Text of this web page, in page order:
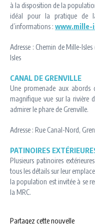
à la disposition de la
idéal pour la pratique de
d’informations : www.mille-
Adresse : Chemin de Mille-
Isles
CANAL DE GRENVILLE
Une promenade aux abords
magnifique vue sur la rivière
admirer le phare de Grenville.
Adresse : Rue Canal-Nord,
PATINOIRES
Plusieurs patinoires
tous les détails sur leur
la population est invitée à se
la MRC.
Partagez cette nouvelle